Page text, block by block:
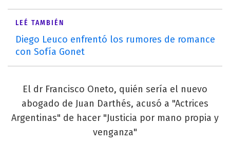
LEÉ TAMBIÉN
Diego Leuco enfrentó los rumores de romance
con Sofía Gonet
El dr Francisco Oneto, quién sería el nuevo
abogado de Juan Darthés, acusó a "Actrices
Argentinas" de hacer "Justicia por mano propia y
venganza"